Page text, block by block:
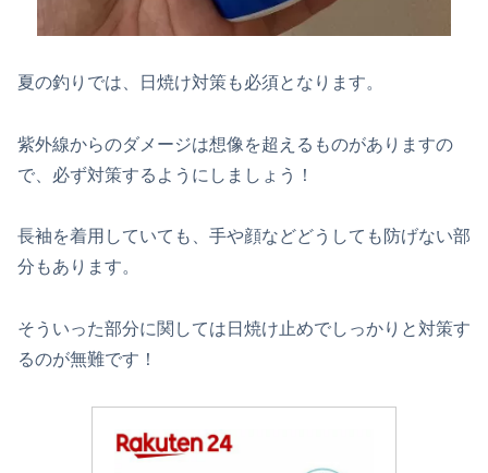
夏の釣りでは、日焼け対策も必須となります。
紫外線からのダメージは想像を超えるものがありますの
で、必ず対策するようにしましょう！
長袖を着用していても、手や顔などどうしても防げない部
分もあります。
そういった部分に関しては日焼け止めでしっかりと対策す
るのが無難です！